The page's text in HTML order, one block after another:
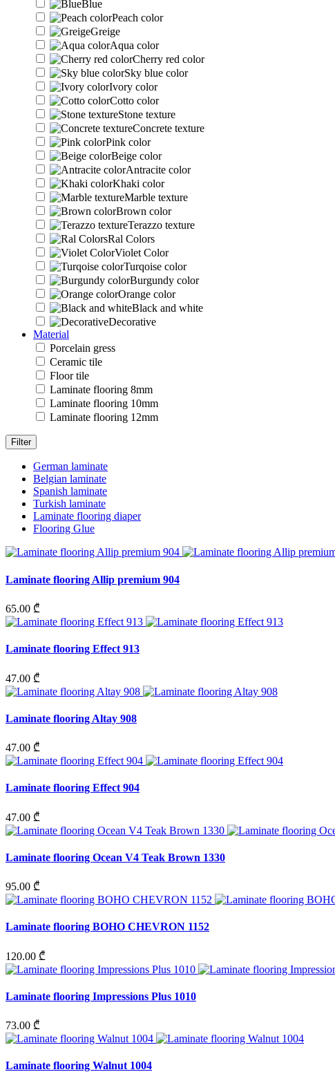
Blue
Peach color
Greige
Aqua color
Cherry red color
Sky blue color
Ivory color
Cotto color
Stone texture
Concrete texture
Pink color
Beige color
Antracite color
Khaki color
Marble texture
Brown color
Terazzo texture
Ral Colors
Violet Color
Turqoise color
Burgundy color
Orange color
Black and white
Decorative
Material
Porcelain gress
Ceramic tile
Floor tile
Laminate flooring 8mm
Laminate flooring 10mm
Laminate flooring 12mm
Filter
German laminate
Belgian laminate
Spanish laminate
Turkish laminate
Laminate flooring diaper
Flooring Glue
Laminate flooring Allip premium 904
65.00 ₾
Laminate flooring Effect 913
47.00 ₾
Laminate flooring Altay 908
47.00 ₾
Laminate flooring Effect 904
47.00 ₾
Laminate flooring Ocean V4 Teak Brown 1330
95.00 ₾
Laminate flooring BOHO CHEVRON 1152
120.00 ₾
Laminate flooring Impressions Plus 1010
73.00 ₾
Laminate flooring Walnut 1004